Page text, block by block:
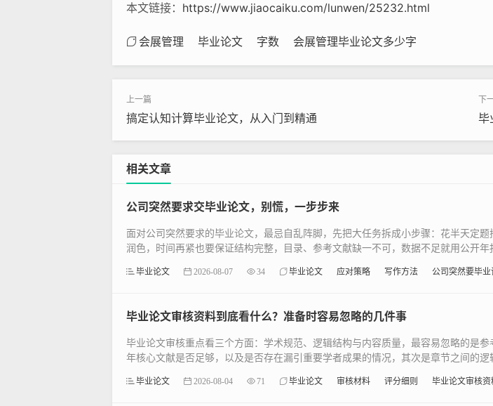
本文链接： https://www.jiaocaiku.com/lunwen/25232.html
会展管理 毕业论文 字数 会展管理毕业论文多少字
搞定认知计算毕业论文，从入门到精通 毕
相关文章
公司突然要求交毕业论文，别慌，一步步来
面对公司突然要求的毕业论文，最忌自乱阵脚，先把大任务拆成小步骤：花半天定
润色，时间再紧也要保证结构完整，目录、参考文献缺一不可，数据不足就用公开年
毕业论文 2026-08-07 34 毕业论文 应对策略 写作方法 公司突然要毕业
毕业论文审核资料到底看什么？准备时容易忽略的几件事
毕业论文审核重点看三个方面：学术规范、逻辑结构与内容质量，最容易忽略的是
年核心文献是否足够，以及是否存在漏引重要学者成果的情况，其次是章节之间的逻
毕业论文 2026-08-04 71 毕业论文 审核材料 评分细则 毕业论文审核资